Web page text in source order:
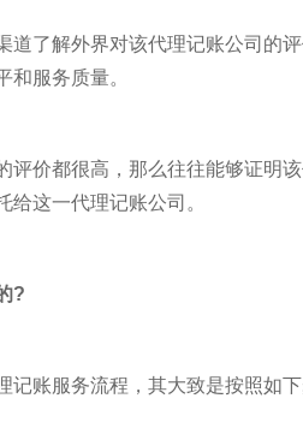
道了解外界对该代理记账公司的
和服务质量。
评价都很高，那么往往能够证明
这一代理记账公司。
?
账服务流程，其大致是按照如下